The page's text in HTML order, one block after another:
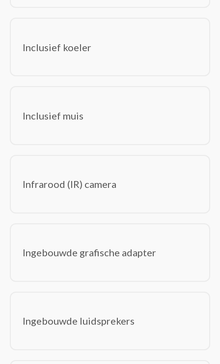
Inclusief koeler
Inclusief muis
Infrarood (IR) camera
Ingebouwde grafische adapter
Ingebouwde luidsprekers